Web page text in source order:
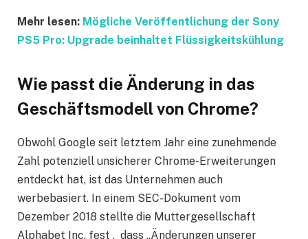
Mehr lesen: Mögliche Veröffentlichung der Sony
PS5 Pro: Upgrade beinhaltet Flüssigkeitskühlung
Wie passt die Änderung in das
Geschäftsmodell von Chrome?
Obwohl Google seit letztem Jahr eine zunehmende
Zahl potenziell unsicherer Chrome-Erweiterungen
entdeckt hat, ist das Unternehmen auch
werbebasiert. In einem SEC-Dokument vom
Dezember 2018 stellte die Muttergesellschaft
Alphabet Inc. fest , dass „Änderungen unserer